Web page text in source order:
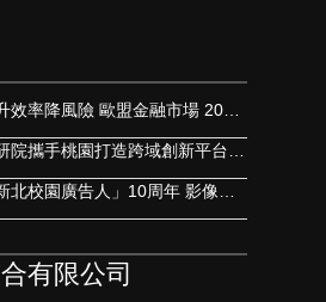
風險 歐盟金融市場 2027 年實施 T+1 結算
桃園打造跨域創新平台 共拓全球商機
人」10周年 影像講座再升級 特邀學長姐傳承經驗
有限公司